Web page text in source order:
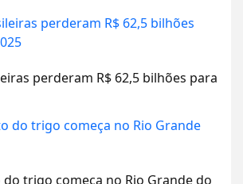
perderam R$ 62,5 bilhões para
trigo começa no Rio Grande do